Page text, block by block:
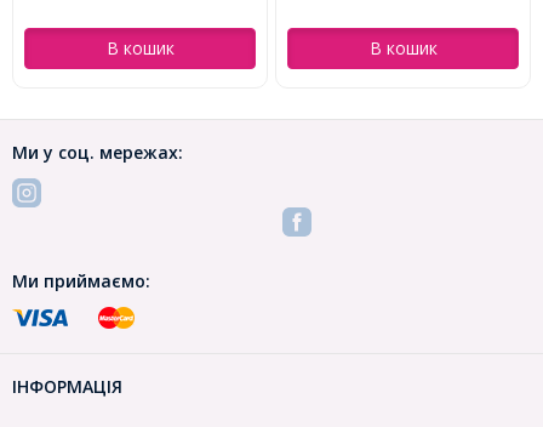
В кошик В кошик
Ми у соц. мережах:
Ми приймаємо:
ІНФОРМАЦІЯ